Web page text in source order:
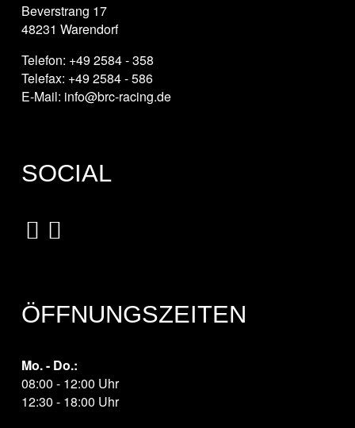
Beverstrang 17
48231 Warendorf
Telefon: +49 2584 - 358
Telefax: +49 2584 - 586
E-Mail: info@brc-racing.de
SOCIAL
ÖFFNUNGSZEITEN
Mo. - Do.:
08:00 - 12:00 Uhr
12:30 - 18:00 Uhr